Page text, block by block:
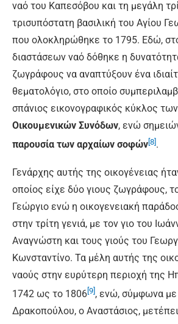
ναό του Καπεσόβου και τη μεγάλη
τρισυπόστατη βασιλική του Αγίου
που ολοκληρώθηκε το 1795. Εδώ,
διαστάσεων ναό δόθηκε η
ζωγράφους να αναπτύξουν ένα
θεματολόγιο, στο οποίο
σπάνιος εικονογραφικός κύκλος των
Οικουμενικών Συνόδων, ενώ
παρουσία των αρχαίων σοφών[8].
Γενάρχης αυτής της οικογένειας
οποίος είχε δύο γιους ζωγράφους,
Γεώργιο ενώ η οικογενειακή
στην τρίτη γενιά, με τον γιο του
Αναγνώστη και τους γιούς του
Κωνσταντίνο. Τα μέλη αυτής της
ναούς στην ευρύτερη περιοχή της
1742 ως το 1806[9], ενώ, σύμφωνα
Δρακοπούλου, ο Αναστάσιος,